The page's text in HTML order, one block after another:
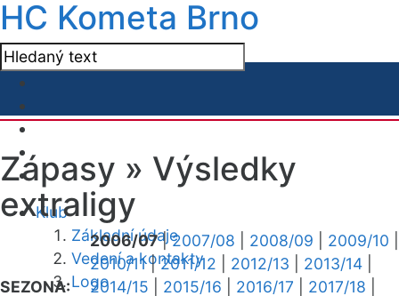
HC Kometa Brno
Klub
Základní údaje
Vedení a kontakty
Logo
Zápasy » Výsledky
extraligy
SEZONA:
2006/07|2007/08 2008/09 2009/10
2010/11|2011/12 2012/13 2013/14
2014/15
2015/16 2016/17 2017/18